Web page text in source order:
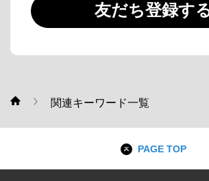
友だち登録す
WWF 関連キーワード一覧
PAGE TOP